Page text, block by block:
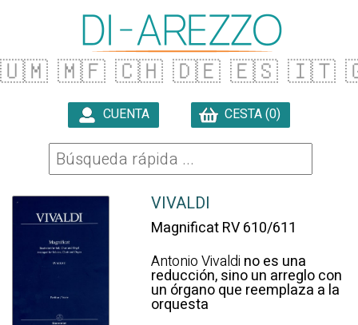
🇺🇲 🇲🇫 🇨🇭 🇩🇪 🇪🇸 🇮🇹
CUENTA CESTA (0)
VIVALDI
Magnificat RV 610/611
Antonio Vivaldi no es una
reducción, sino un arreglo con
un órgano que reemplaza a la
orquesta